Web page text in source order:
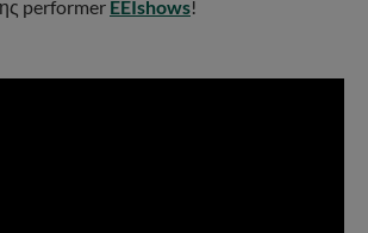
performer EEIshows!